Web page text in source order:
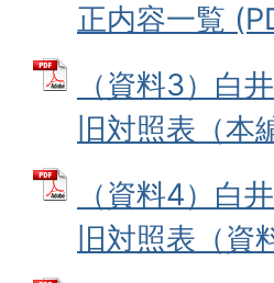
正内容一覧
（資料3）白
旧対照表（
（資料4）白
旧対照表（